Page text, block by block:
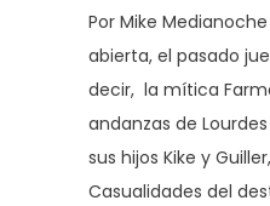
Por Mike
abierta, el pasado
decir, la mítica
andanzas de
sus hijos Kike y
Casualidades del